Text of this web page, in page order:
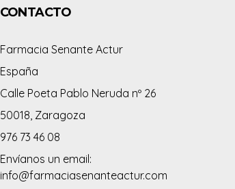
CONTACTO
Farmacia Senante Actur
España
Calle Poeta Pablo Neruda nº 26
50018, Zaragoza
976 73 46 08
Envíanos un email:
info@farmaciasenanteactur.com